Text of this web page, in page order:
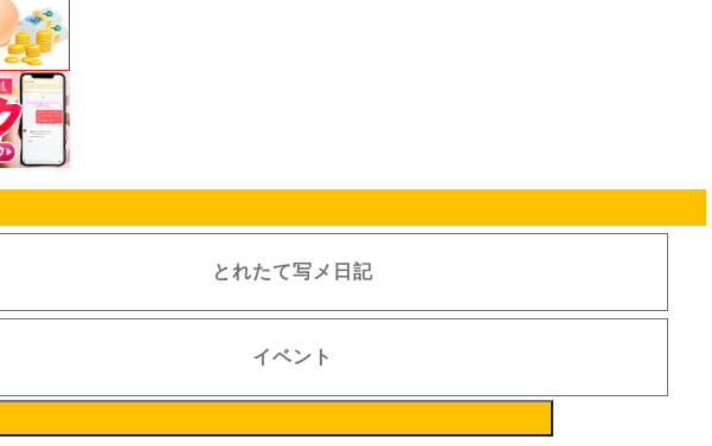
とれたて写メ日記
イベント